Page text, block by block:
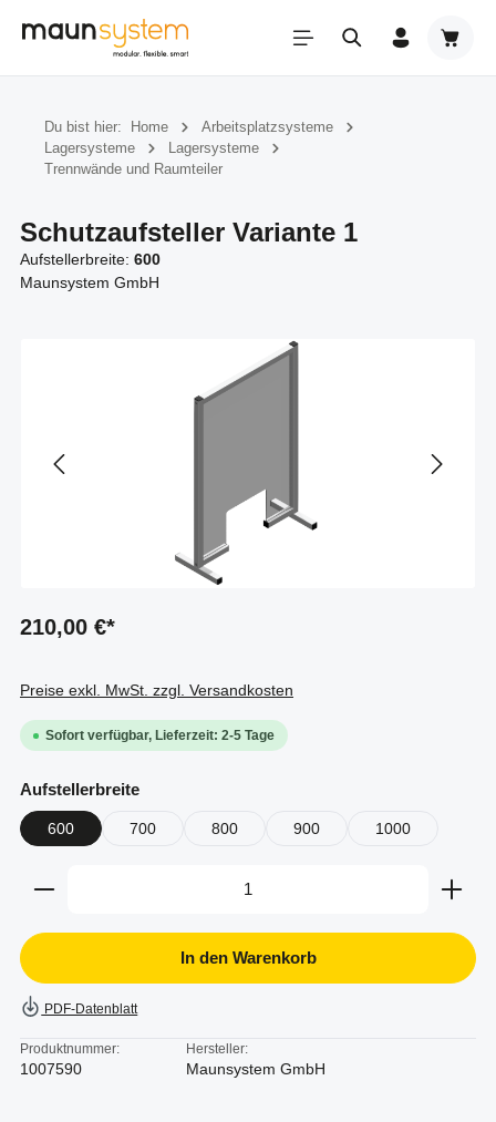
Zum Hauptinhalt springen
Du bist hier: Home
Arbeitsplatzsysteme
Lagersysteme
Lagersysteme
Trennwände und Raumteiler
Schutzaufsteller Variante 1
Aufstellerbreite: 600
Maunsystem GmbH
210,00 €*
Preise exkl. MwSt. zzgl. Versandkosten
Sofort verfügbar, Lieferzeit: 2-5 Tage
Aufstellerbreiteauswählen
600 700 800 900 1000
Produkt Anzahl: Gib den gewünschten Wert ein
In den Warenkorb
PDF-Datenblatt
Produktnummer:
1007590
Hersteller:
Maunsystem GmbH